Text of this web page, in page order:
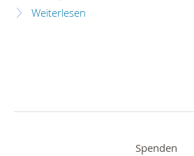
Weiterlesen
Spenden